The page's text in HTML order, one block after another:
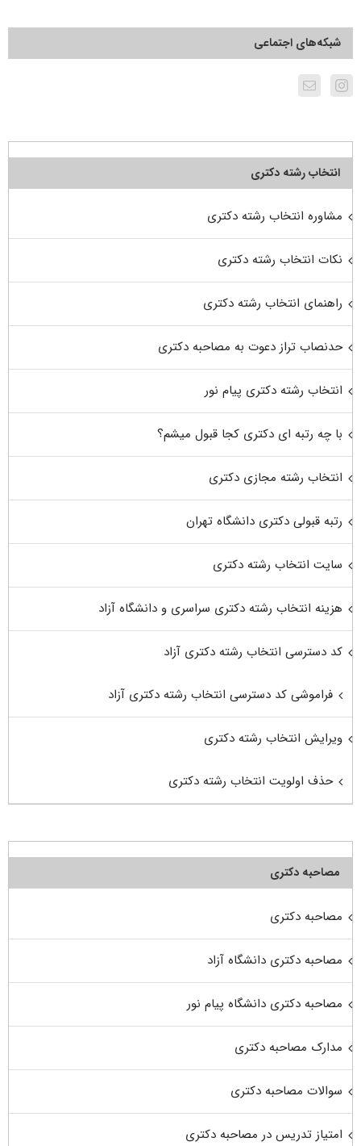
شبکه‌های اجتماعی
انتخاب رشته دکتری
مشاوره انتخاب رشته دکتری
نکات انتخاب رشته دکتری
راهنمای انتخاب رشته دکتری
حدنصاب تراز دعوت به مصاحبه دکتری
انتخاب رشته دکتری پیام نور
با چه رتبه ای دکتری کجا قبول میشم؟
انتخاب رشته مجازی دکتری
رتبه قبولی دکتری دانشگاه تهران
سایت انتخاب رشته دکتری
هزینه انتخاب رشته دکتری سراسری و دانشگاه آزاد
کد دسترسی انتخاب رشته دکتری آزاد
فراموشی کد دسترسی انتخاب رشته دکتری آزاد
ویرایش انتخاب رشته دکتری
حذف اولویت انتخاب رشته دکتری
مصاحبه دکتری
مصاحبه دکتری
مصاحبه دکتری دانشگاه آزاد
مصاحبه دکتری دانشگاه پیام نور
مدارک مصاحبه دکتری
سوالات مصاحبه دکتری
امتیاز تدریس در مصاحبه دکتری